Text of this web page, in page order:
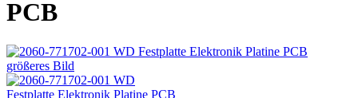
PCB
größeres Bild